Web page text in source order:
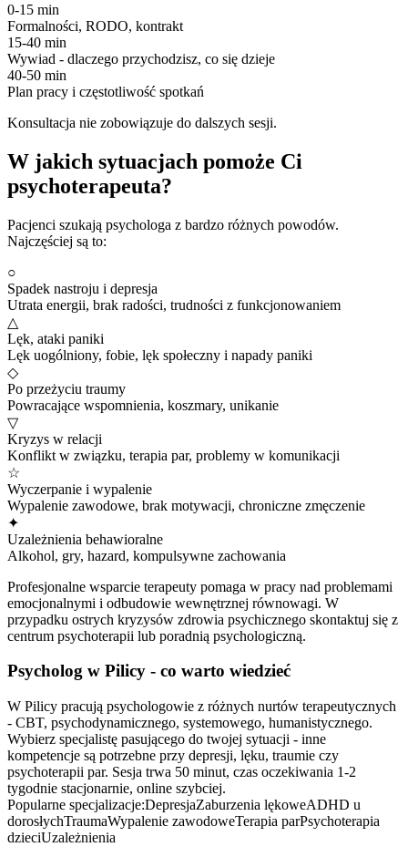
0-15 min
Formalności, RODO, kontrakt
15-40 min
Wywiad - dlaczego przychodzisz, co się dzieje
40-50 min
Plan pracy i częstotliwość spotkań
Konsultacja nie zobowiązuje do dalszych sesji.
W jakich sytuacjach pomoże Ci
psychoterapeuta?
Pacjenci szukają psychologa z bardzo różnych powodów.
Najczęściej są to:
○
Spadek nastroju i depresja
Utrata energii, brak radości, trudności z funkcjonowaniem
△
Lęk, ataki paniki
Lęk uogólniony, fobie, lęk społeczny i napady paniki
◇
Po przeżyciu traumy
Powracające wspomnienia, koszmary, unikanie
▽
Kryzys w relacji
Konflikt w związku, terapia par, problemy w komunikacji
☆
Wyczerpanie i wypalenie
Wypalenie zawodowe, brak motywacji, chroniczne zmęczenie
✦
Uzależnienia behawioralne
Alkohol, gry, hazard, kompulsywne zachowania
Profesjonalne wsparcie terapeuty pomaga w pracy nad problemami
emocjonalnymi i odbudowie wewnętrznej równowagi. W
przypadku ostrych kryzysów zdrowia psychicznego skontaktuj się z
centrum psychoterapii lub poradnią psychologiczną.
Psycholog w Pilicy - co warto wiedzieć
W Pilicy pracują psychologowie z różnych nurtów terapeutycznych
- CBT, psychodynamicznego, systemowego, humanistycznego.
Wybierz specjalistę pasującego do twojej sytuacji - inne
kompetencje są potrzebne przy depresji, lęku, traumie czy
psychoterapii par. Sesja trwa 50 minut, czas oczekiwania 1-2
tygodnie stacjonarnie, online szybciej.
Popularne specjalizacje:DepresjaZaburzenia lękoweADHD u
dorosłychTraumaWypalenie zawodoweTerapia parPsychoterapia
dzieciUzależnienia